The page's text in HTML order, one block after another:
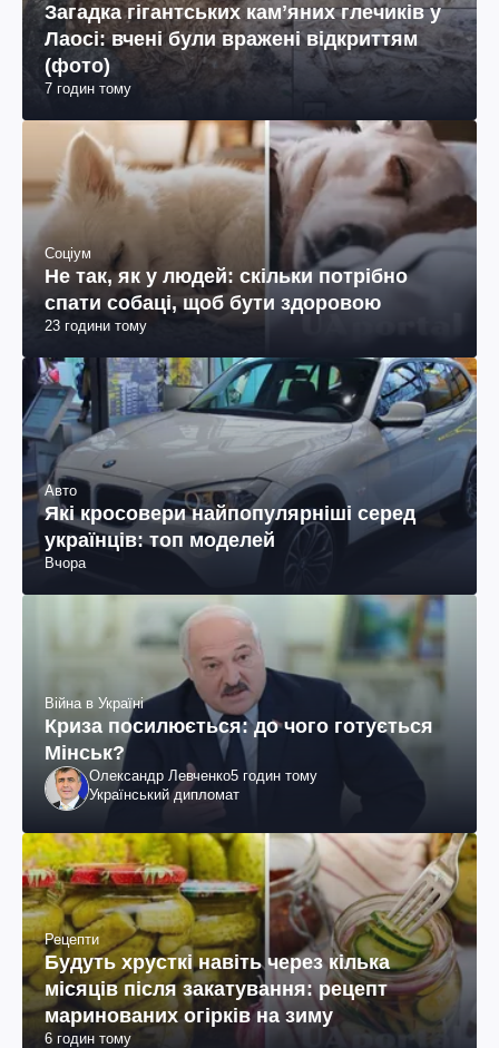
Загадка гігантських камʼяних глечиків у
Лаосі: вчені були вражені відкриттям
(фото)
7 годин тому
Соціум
Не так, як у людей: скільки потрібно
спати собаці, щоб бути здоровою
23 години тому
Авто
Які кросовери найпопулярніші серед
українців: топ моделей
Вчора
Війна в Україні
Криза посилюється: до чого готується
Мінськ?
Олександр Левченко5 годин тому
Український дипломат
Рецепти
Будуть хрусткі навіть через кілька
місяців після закатування: рецепт
маринованих огірків на зиму
6 годин тому